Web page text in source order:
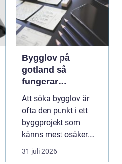
Bygglov på
gotland så
fungerar
processen från idé
till godkänt beslut
Att söka bygglov är
ofta den punkt i ett
byggprojekt som
känns mest osäker.
Frågorna hopar sig:
vilk...
31 juli 2026